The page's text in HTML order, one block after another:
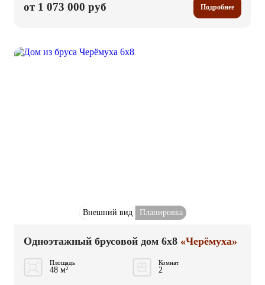
от 1 073 000 руб Подробнее
Внешний вид Планировка
Одноэтажный брусовой дом 6x8 «Черёмуха»
Площадь
48 м²
Комнат
2